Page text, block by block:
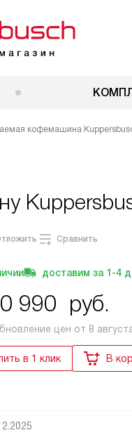
кофемашина
Сравнить
доставим за 1-4
990 руб.
цен от 8
в 1 клик В